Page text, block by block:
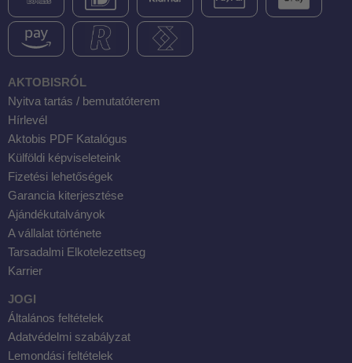
AKTOBISRÓL
Nyitva tartás / bemutatóterem
Hírlevél
Aktobis PDF Katalógus
Külföldi képviseleteink
Fizetési lehetőségek
Garancia kiterjesztése
Ajándékutalványok
A vállalat története
Tarsadalmi Elkotelezettseg
Karrier
JOGI
Általános feltételek
Adatvédelmi szabályzat
Lemondási feltételek